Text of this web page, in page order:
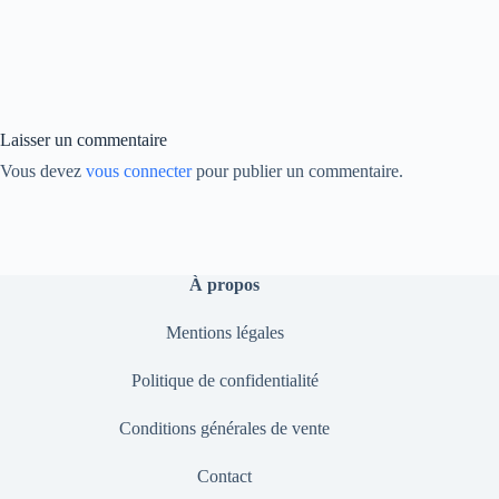
Laisser un commentaire
Vous devez vous connecterpour publier un commentaire.
À propos
Mentions légales
Politique de confidentialité
Conditions générales de vente
Contact